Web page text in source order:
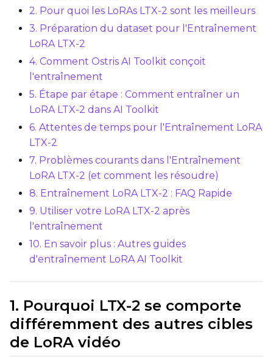
TRAINING
Steps
Optimizer
AdamW8Bit
Timestep Type
2. Pour quoi les LoRAs LTX-2 sont les meilleurs
3. Préparation du dataset pour l'Entraînement
LoRA LTX-2
4. Comment Ostris AI Toolkit conçoit
l'entraînement
5. Étape par étape : Comment entraîner un
LoRA LTX-2 dans AI Toolkit
6. Attentes de temps pour l'Entraînement LoRA
LTX-2
7. Problèmes courants dans l'Entraînement
LoRA LTX-2 (et comment les résoudre)
8. Entraînement LoRA LTX-2 : FAQ Rapide
9. Utiliser votre LoRA LTX-2 après
l'entraînement
10. En savoir plus : Autres guides
d'entraînement LoRA AI Toolkit
1. Pourquoi LTX-2 se comporte
différemment des autres cibles
de LoRA vidéo